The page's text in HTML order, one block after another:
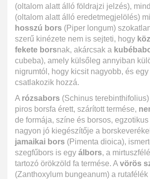
(oltalom alatt álló földrajzi jelzés),
(oltalom alatt álló eredetmegjelölés)
hosszú bors (Piper longum)
szerű kinézete nem is sejteti, hogy
fekete borsnak, akárcsak a
cubeba), amely külsőleg annyiban
nigrumtól, hogy kicsit nagyobb, és
csatlakozik hozzá.
A rózsabors (Schinus
piros borsfa érett, szárított termése,
de formája, színe és borsos,
nagyon jó kiegészítője a
jamaikai bors (Pimenta dioica),
szegfűbors is egy álbors, a
tartozó örökzöld fa termése. A vörös
(Zanthoxylum bungeanum) a